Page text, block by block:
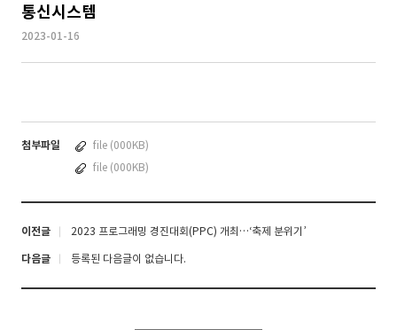
통신시스템
2023-01-16
첨부파일
file (000KB)
file (000KB)
이전글 2023 프로그래밍 경진대회(PPC) 개최…‘축제 분위기’
다음글 등록된 다음글이 없습니다.